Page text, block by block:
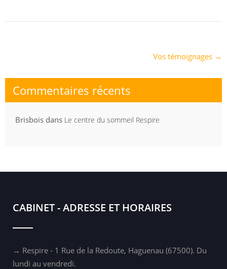
Vos témoignages →
Commentaires récents
Brisbois dans Le centre du sommeil Respire
CABINET - ADRESSE ET HORAIRES
→ Respire - 1 Rue de la Redoute, Haguenau (67500). Du
lundi au vendredi.